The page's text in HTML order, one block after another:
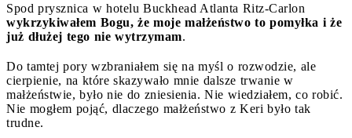
Spod prysznica w hotelu Buckhead Atlanta Ritz-Carlon
wykrzykiwałem Bogu, że moje małżeństwo to pomyłka i że
już dłużej tego nie wytrzymam.
Do tamtej pory wzbraniałem się na myśl o rozwodzie, ale
cierpienie, na które skazywało mnie dalsze trwanie w
małżeństwie, było nie do zniesienia. Nie wiedziałem, co robić.
Nie mogłem pojąć, dlaczego małżeństwo z Keri było tak
trudne.